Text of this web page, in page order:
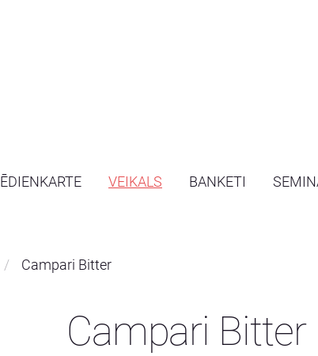
ĒDIENKARTE VEIKALS BANKETI
Campari Bitter
Campari Bitter